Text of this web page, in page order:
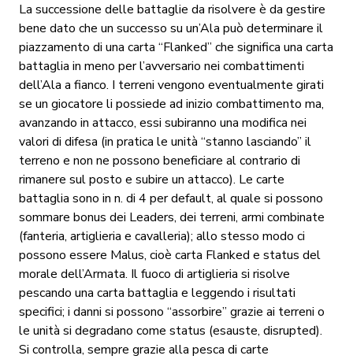
La successione delle battaglie da risolvere è da gestire
bene dato che un successo su un’Ala può determinare il
piazzamento di una carta “Flanked” che significa una carta
battaglia in meno per l’avversario nei combattimenti
dell’Ala a fianco. I terreni vengono eventualmente girati
se un giocatore li possiede ad inizio combattimento ma,
avanzando in attacco, essi subiranno una modifica nei
valori di difesa (in pratica le unità “stanno lasciando” il
terreno e non ne possono beneficiare al contrario di
rimanere sul posto e subire un attacco). Le carte
battaglia sono in n. di 4 per default, al quale si possono
sommare bonus dei Leaders, dei terreni, armi combinate
(fanteria, artiglieria e cavalleria); allo stesso modo ci
possono essere Malus, cioè carta Flanked e status del
morale dell’Armata. Il fuoco di artiglieria si risolve
pescando una carta battaglia e leggendo i risultati
specifici; i danni si possono “assorbire” grazie ai terreni o
le unità si degradano come status (esauste, disrupted).
Si controlla, sempre grazie alla pesca di carte